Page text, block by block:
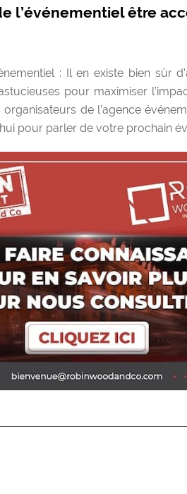
l’événementiel être
: Il en existe bien sûr
pour maximiser
de l’agence
pour parler de votre prochain